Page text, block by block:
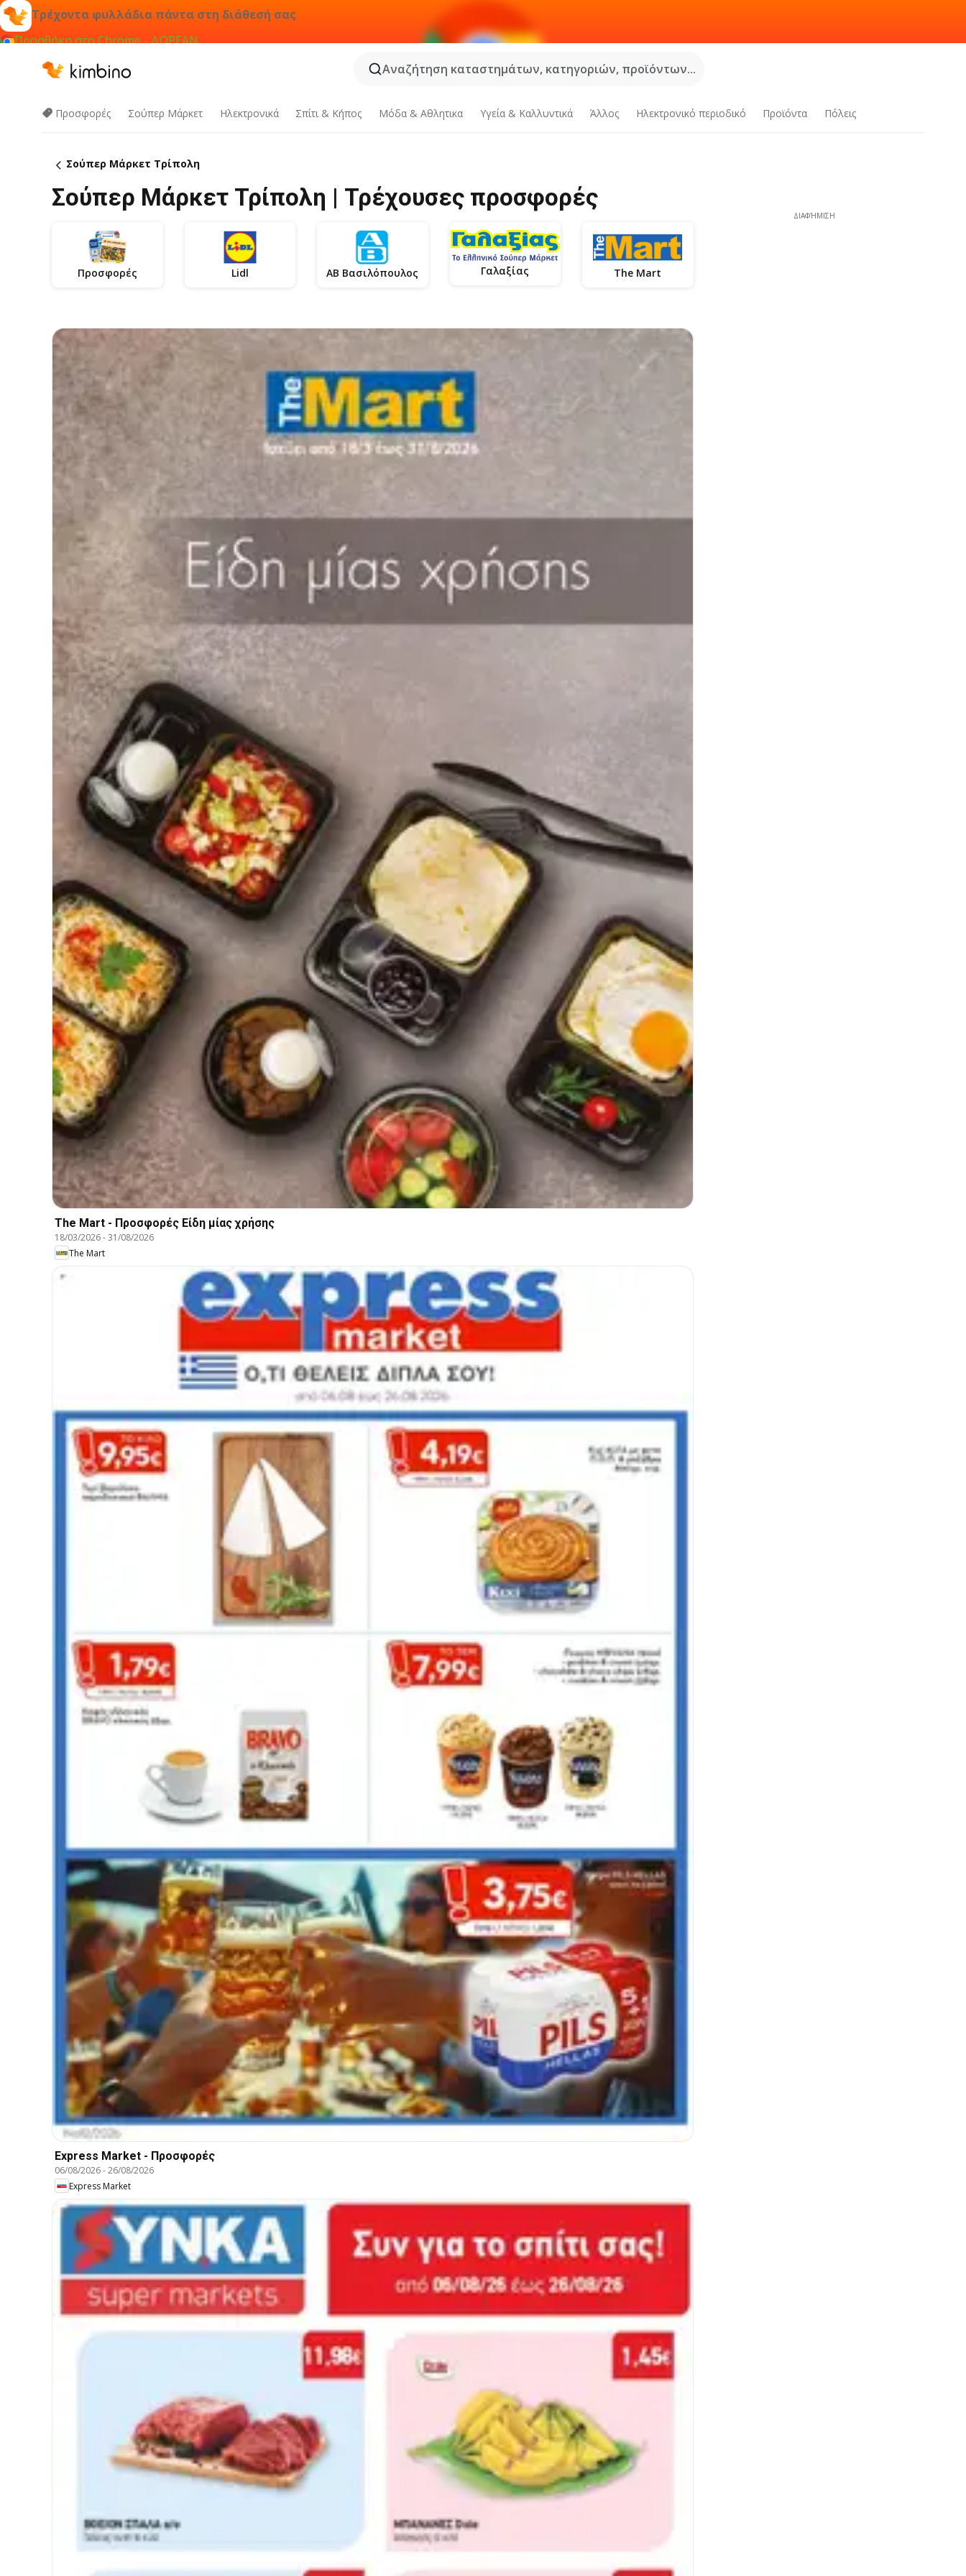
Τρέχοντα φυλλάδια πάντα στη διάθεσή σας
Προσθήκη στο Chrome - ΔΩΡΕΑΝ
Αναζήτηση καταστημάτων, κατηγοριών, προϊόντων...
Προσφορές Σούπερ Μάρκετ Hλεκτρονικά Σπίτι & Κήπος Μόδα & Aθλητικα Υγεία & Καλλυντικά Άλλος Ηλεκτρονικό περιοδικό Προϊόντα Πόλεις
Σούπερ Μάρκετ Τρίπολη
Σούπερ Μάρκετ Τρίπολη | Τρέχουσες προσφορές
Προσφορές Lidl ΑΒ Βασιλόπουλος Γαλαξίας The Mart
The Mart - Προσφορές Είδη µίας χρήσης
18/03/2026-31/08/2026
The Mart
Express Market - Προσφορές
06/08/2026-26/08/2026
Express Market
ΔΙΑΦΉΜΙΣΗ